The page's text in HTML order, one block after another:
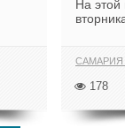
На этой
САМАРИЯ
178